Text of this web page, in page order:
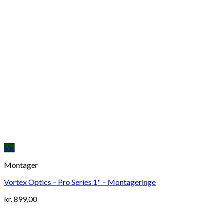
Vis
Montager
Vortex Optics – Pro Series 1" – Montageringe
kr.899,00